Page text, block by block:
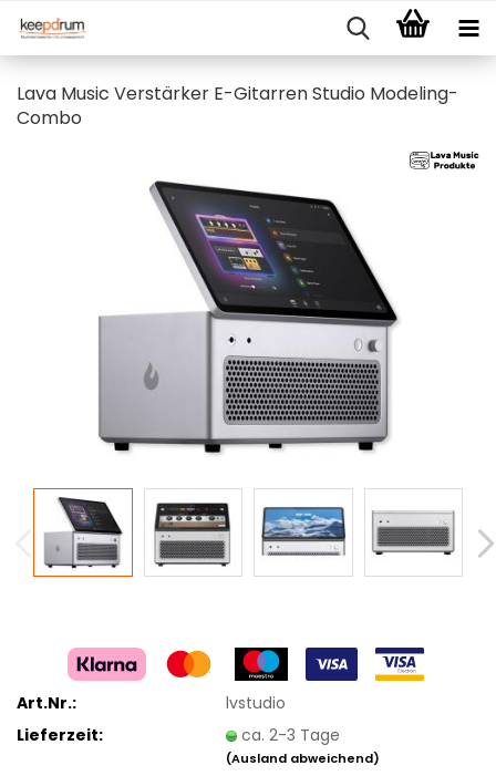
Lava Music Verstärker E-Gitarren Studio Modeling-
Combo
Art.Nr.:
lvstudio
Lieferzeit:
ca. 2-3 Tage
(Ausland abweichend)